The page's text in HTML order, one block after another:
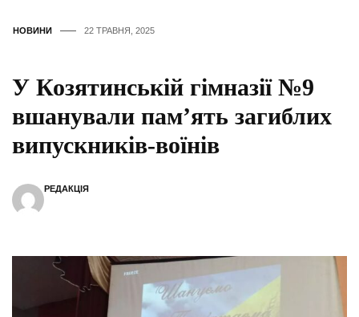
НОВИНИ 22 ТРАВНЯ, 2025
У Козятинській гімназії №9
вшанували пам’ять загиблих
випускників-воїнів
РЕДАКЦІЯ